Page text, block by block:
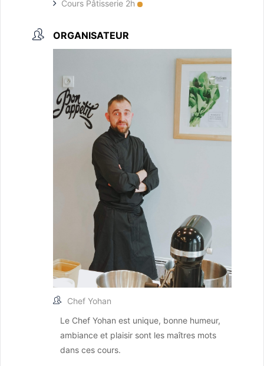
Cours Pâtisserie 2h
ORGANISATEUR
Chef Yohan
Le Chef Yohan est unique, bonne humeur,
ambiance et plaisir sont les maîtres mots
dans ces cours.